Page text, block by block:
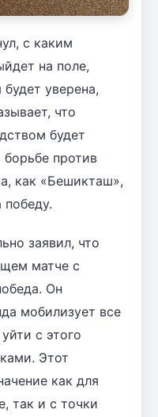
с каким
на поле,
уверена,
что
будет
против
как «Бешикташ»,
победу.
заявил, что
матче с
Он
мобилизует все
с этого
Этот
как для
так и с точки